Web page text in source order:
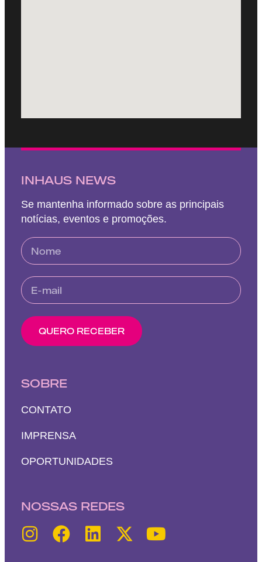
INHAUS NEWS
Se mantenha informado sobre as principais
notícias, eventos e promoções.
QUERO RECEBER
SOBRE
CONTATO
IMPRENSA
OPORTUNIDADES
NOSSAS REDES